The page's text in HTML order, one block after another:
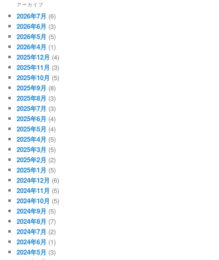
アーカイブ
2026年7月 (6)
2026年6月 (3)
2026年5月 (5)
2026年4月 (1)
2025年12月 (4)
2025年11月 (3)
2025年10月 (5)
2025年9月 (8)
2025年8月 (3)
2025年7月 (3)
2025年6月 (4)
2025年5月 (4)
2025年4月 (5)
2025年3月 (5)
2025年2月 (2)
2025年1月 (5)
2024年12月 (6)
2024年11月 (5)
2024年10月 (5)
2024年9月 (5)
2024年8月 (7)
2024年7月 (2)
2024年6月 (1)
2024年5月 (3)